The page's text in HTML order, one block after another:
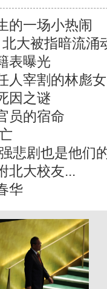
的一场小热闹
大被指暗流涌
表曝光
人宰割的林彪
因之谜
员的宿命
悲剧也是他们
北大校友...
华